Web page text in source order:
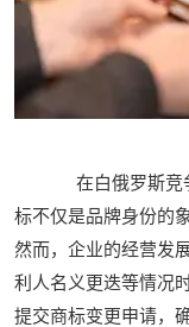
在白俄罗斯竞
标不仅是品牌身份的
然而，企业的经营发
利人名义更迭等情况
提交商标变更申请，